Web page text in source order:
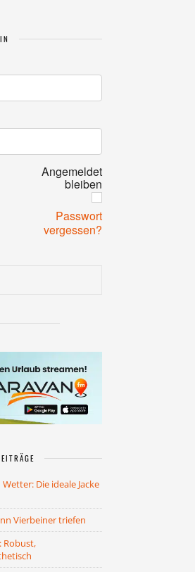
Angemeldet
bleiben
Passwort
vergessen?
Die ideale Jacke
Vierbeiner triefen
Robust,